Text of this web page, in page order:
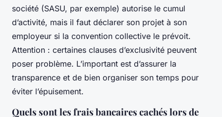
société (SASU, par exemple) autorise le cumul
d’activité, mais il faut déclarer son projet à son
employeur si la convention collective le prévoit.
Attention : certaines clauses d’exclusivité peuvent
poser problème. L’important est d’assurer la
transparence et de bien organiser son temps pour
éviter l’épuisement.
Quels sont les frais bancaires cachés lors de